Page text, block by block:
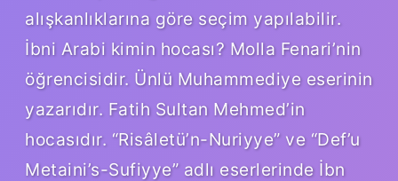
alışkanlıklarına göre seçim yapılabilir.
İbni Arabi kimin hocası? Molla Fenari’nin
öğrencisidir. Ünlü Muhammediye eserinin
yazarıdır. Fatih Sultan Mehmed’in
hocasıdır. “Risâletü’n-Nuriyye” ve “Def’u
Metaini’s-Sufiyye” adlı eserlerinde İbn